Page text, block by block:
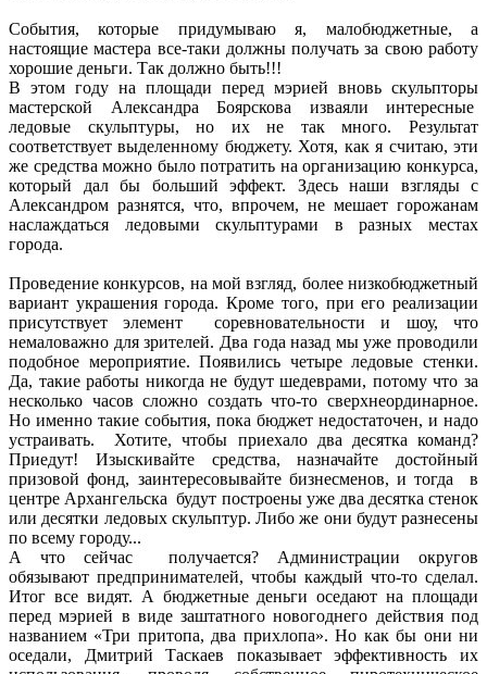
События, которые придумываю я, малобюджетные, а
настоящие мастера все-таки должны получать за свою работу
хорошие деньги. Так должно быть!!!
В этом году на площади перед мэрией вновь скульпторы
мастерской Александра Боярскова изваяли интересные
ледовые скульптуры, но их не так много. Результат
соответствует выделенному бюджету. Хотя, как я считаю, эти
же средства можно было потратить на организацию конкурса,
который дал бы больший эффект. Здесь наши взгляды с
Александром разнятся, что, впрочем, не мешает горожанам
наслаждаться ледовыми скульптурами в разных местах
города.
Проведение конкурсов, на мой взгляд, более низкобюджетный
вариант украшения города. Кроме того, при его реализации
присутствует элемент соревновательности и шоу, что
немаловажно для зрителей. Два года назад мы уже проводили
подобное мероприятие. Появились четыре ледовые стенки.
Да, такие работы никогда не будут шедеврами, потому что за
несколько часов сложно создать что-то сверхнеординарное.
Но именно такие события, пока бюджет недостаточен, и надо
устраивать. Хотите, чтобы приехало два десятка команд?
Приедут! Изыскивайте средства, назначайте достойный
призовой фонд, заинтересовывайте бизнесменов, и тогда в
центре Архангельска будут построены уже два десятка стенок
или десятки ледовых скульптур. Либо же они будут разнесены
по всему городу...
А что сейчас получается? Администрации округов
обязывают предпринимателей, чтобы каждый что-то сделал.
Итог все видят. А бюджетные деньги оседают на площади
перед мэрией в виде заштатного новогоднего действия под
названием «Три притопа, два прихлопа». Но как бы они ни
оседали, Дмитрий Таскаев показывает эффективность их